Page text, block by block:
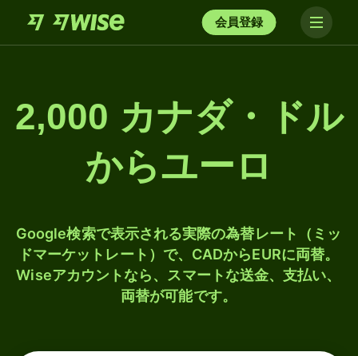
会員登録
2,000 カナダ・ドル
からユーロ
Google検索で表示される実際の為替レート（ミッ
ドマーケットレート）で、CADからEURに両替。
Wiseアカウントなら、スマートな送金、支払い、
両替が可能です。